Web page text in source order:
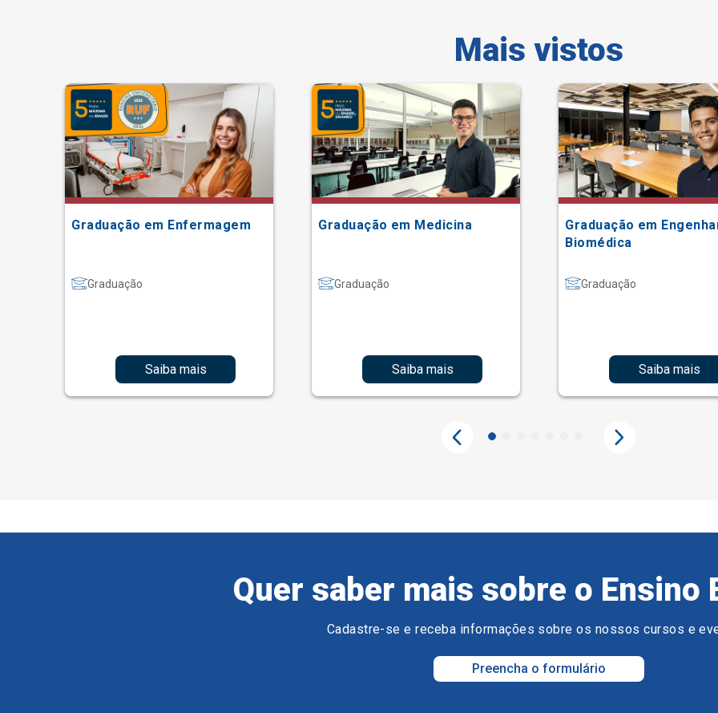
Mais vistos
Graduação em Enfermagem
Graduação
Saiba mais
Graduação em Medicina
Graduação
Saiba mais
Graduação em
Biomédica
Graduação
Saiba mais
Quer saber mais sobre o Ensino
Cadastre-se e receba informações sobre os nossos cursos e
Preencha o formulário